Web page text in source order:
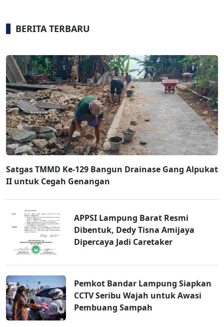
BERITA TERBARU
Satgas TMMD Ke-129 Bangun Drainase Gang Alpukat
II untuk Cegah Genangan
APPSI Lampung Barat Resmi
Dibentuk, Dedy Tisna Amijaya
Dipercaya Jadi Caretaker
Pemkot Bandar Lampung Siapkan
CCTV Seribu Wajah untuk Awasi
Pembuang Sampah